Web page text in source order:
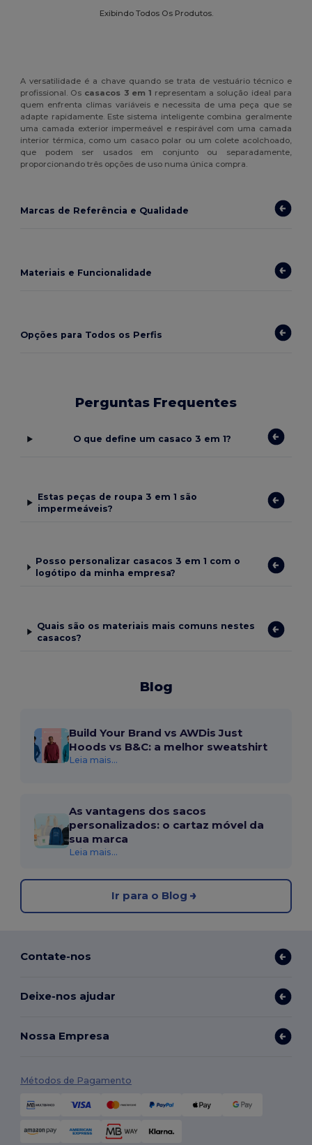
Exibindo Todos Os Produtos.
A versatilidade é a chave quando se trata de vestuário técnico e
profissional. Os casacos 3 em 1 representam a solução ideal para
quem enfrenta climas variáveis e necessita de uma peça que se
adapte rapidamente. Este sistema inteligente combina geralmente
uma camada exterior impermeável e respirável com uma camada
interior térmica, como um casaco polar ou um colete acolchoado,
que podem ser usados em conjunto ou separadamente,
proporcionando três opções de uso numa única compra.
Marcas de Referência e Qualidade
Materiais e Funcionalidade
Opções para Todos os Perfis
Perguntas Frequentes
O que define um casaco 3 em 1?
Estas peças de roupa 3 em 1 são
impermeáveis?
Posso personalizar casacos 3 em 1 com o
logótipo da minha empresa?
Quais são os materiais mais comuns nestes
casacos?
Blog
Build Your Brand vs AWDis Just
Hoods vs B&C: a melhor sweatshirt
Leia mais...
As vantagens dos sacos
personalizados: o cartaz móvel da
sua marca
Leia mais...
Ir para o Blog
Contate-nos
Deixe-nos ajudar
Nossa Empresa
Métodos de Pagamento